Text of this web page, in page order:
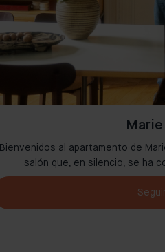
Bienvenidos al apartamento de
salón que, en silencio, se ha